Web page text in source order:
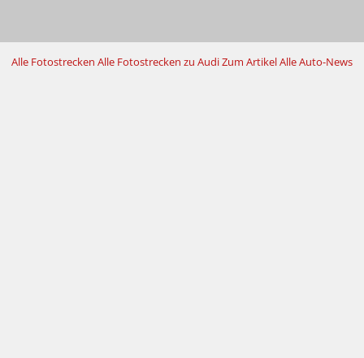
Alle Fotostrecken Alle Fotostrecken zu AudiZum ArtikelAlle Auto-News